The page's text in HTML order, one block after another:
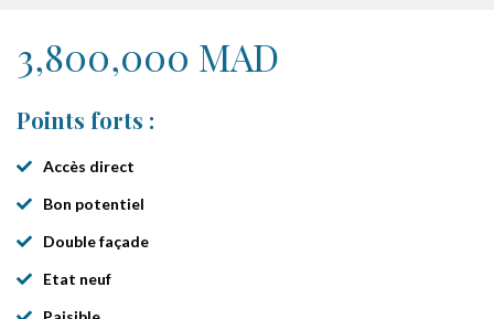
3,800,000 MAD
Points forts :
Accès direct
Bon potentiel
Double façade
Etat neuf